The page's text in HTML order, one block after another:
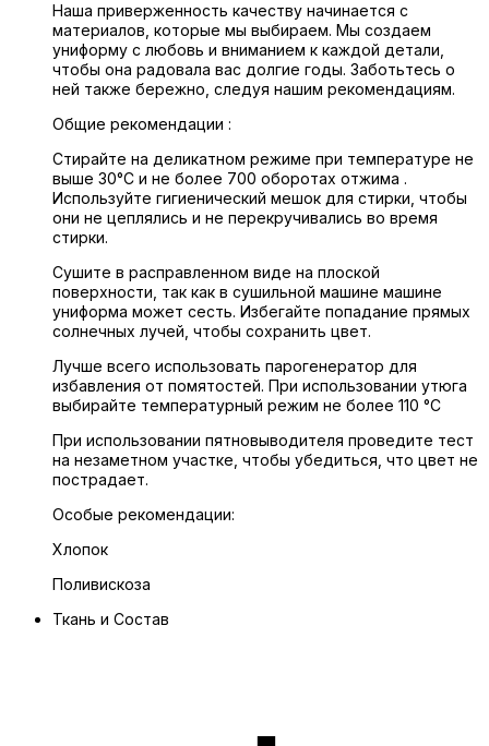
Наша приверженность качеству начинается с
материалов, которые мы выбираем. Мы создаем
униформу с любовь и вниманием к каждой детали,
чтобы она радовала вас долгие годы. Заботьтесь о
ней также бережно, следуя нашим рекомендациям.
Общие рекомендации :
Стирайте на деликатном режиме при температуре не
выше 30°C и не более 700 оборотах отжима .
Используйте гигиенический мешок для стирки, чтобы
они не цеплялись и не перекручивались во время
стирки.
Сушите в расправленном виде на плоской
поверхности, так как в сушильной машине машине
униформа может сесть. Избегайте попадание прямых
солнечных лучей, чтобы сохранить цвет.
Лучше всего использовать парогенератор для
избавления от помятостей. При использовании утюга
выбирайте температурный режим не более 110 °C
При использовании пятновыводителя проведите тест
на незаметном участке, чтобы убедиться, что цвет не
пострадает.
Особые рекомендации:
Хлопок
Поливискоза
Ткань и Состав